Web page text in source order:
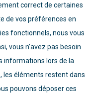
correct de certaines
de vos préférences en
fonctionnels, nous vous
vous n’avez pas besoin
informations lors de la
les éléments restent dans
pouvons déposer ces